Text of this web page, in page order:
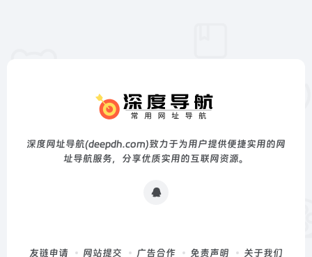
深度网址导航(deepdh.com)致力于为用户提供便捷实用的网
址导航服务，分享优质实用的互联网资源。
友链申请 网站提交 广告合作 免责声明 关于我们